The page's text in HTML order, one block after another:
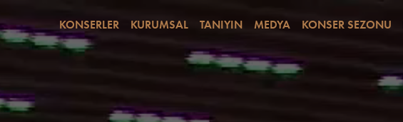
KONSERLER KURUMSAL TANIYIN MEDYA KONSER SEZONU